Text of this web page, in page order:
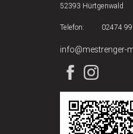
52393 Hürtgenwald
Telefon: 02474
info@mestrenger-